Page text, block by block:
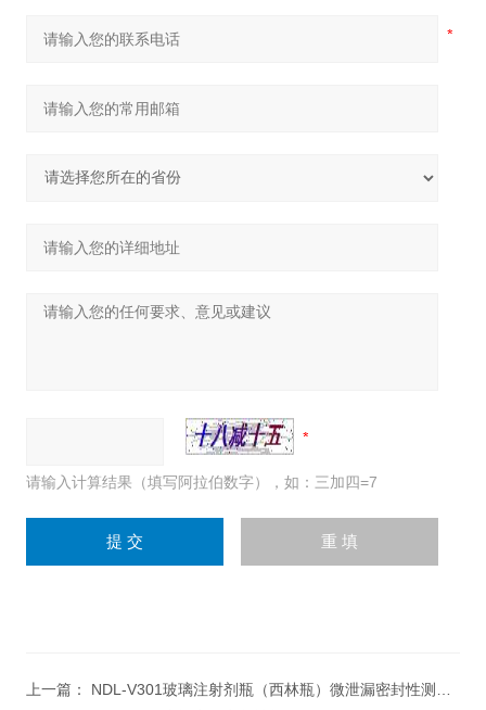
请输入计算结果（填写阿拉伯数字），如：三加四=7
上一篇： NDL-V301玻璃注射剂瓶（西林瓶）微泄漏密封性测试仪